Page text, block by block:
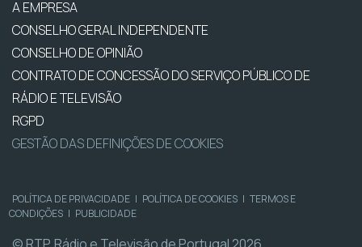
A EMPRESA
CONSELHO GERAL INDEPENDENTE
CONSELHO DE OPINIÃO
CONTRATO DE CONCESSÃO DO SERVIÇO PÚBLICO DE
RÁDIO E TELEVISÃO
RGPD
GESTÃO DAS DEFINIÇÕES DE COOKIES
POLÍTICA DE PRIVACIDADE | POLÍTICA DE COOKIES | TERMOS E
CONDIÇÕES | PUBLICIDADE